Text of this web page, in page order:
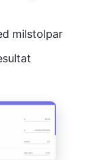
milstolpar